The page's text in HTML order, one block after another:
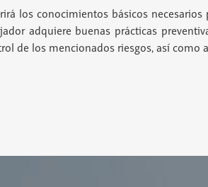
los conocimientos básicos
adquiere buenas prácticas
de los mencionados riesgos, así como